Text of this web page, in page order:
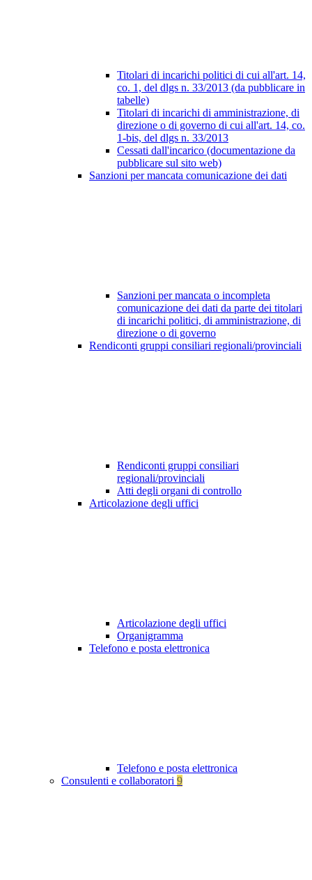
Titolari di incarichi politici di cui all'art. 14,
co. 1, del dlgs n. 33/2013 (da pubblicare in
tabelle)
Titolari di incarichi di amministrazione, di
direzione o di governo di cui all'art. 14, co.
1-bis, del dlgs n. 33/2013
Cessati dall'incarico (documentazione da
pubblicare sul sito web)
Sanzioni per mancata comunicazione dei dati
Sanzioni per mancata o incompleta
comunicazione dei dati da parte dei titolari
di incarichi politici, di amministrazione, di
direzione o di governo
Rendiconti gruppi consiliari regionali/provinciali
Rendiconti gruppi consiliari
regionali/provinciali
Atti degli organi di controllo
Articolazione degli uffici
Articolazione degli uffici
Organigramma
Telefono e posta elettronica
Telefono e posta elettronica
Consulenti e collaboratori 9